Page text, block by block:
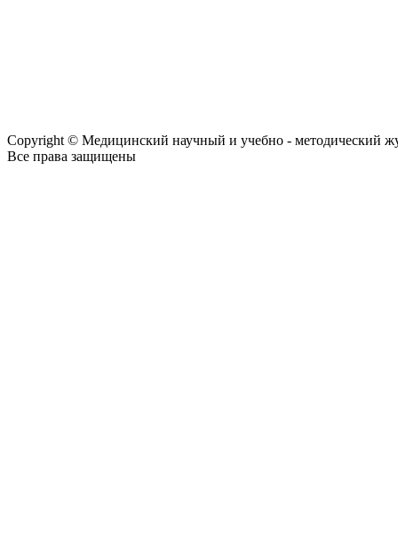
Copyright © Медицинский научный и учебно - методический
Все права защищены